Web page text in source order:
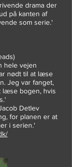
drama der
på kanten af
som serie.'
hele vejen
nødt til at læse
Jeg var fanget,
læse bogen, hvis
Detlev
for planen er at
i serien.'